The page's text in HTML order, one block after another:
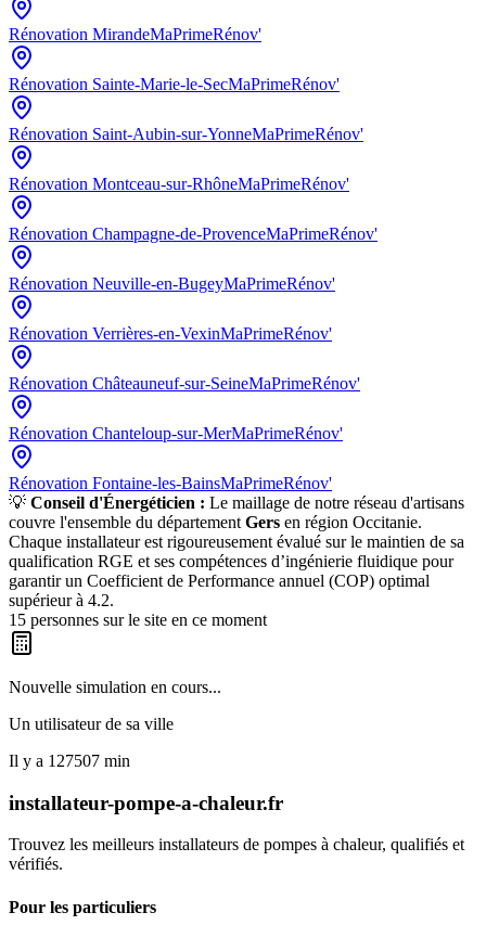
Rénovation MirandeMaPrimeRénov'
Rénovation Sainte-Marie-le-SecMaPrimeRénov'
Rénovation Saint-Aubin-sur-YonneMaPrimeRénov'
Rénovation Montceau-sur-RhôneMaPrimeRénov'
Rénovation Champagne-de-ProvenceMaPrimeRénov'
Rénovation Neuville-en-BugeyMaPrimeRénov'
Rénovation Verrières-en-VexinMaPrimeRénov'
Rénovation Châteauneuf-sur-SeineMaPrimeRénov'
Rénovation Chanteloup-sur-MerMaPrimeRénov'
Rénovation Fontaine-les-BainsMaPrimeRénov'
💡 Conseil d'Énergéticien : Le maillage de notre réseau d'artisans
couvre l'ensemble du département Gers en région Occitanie.
Chaque installateur est rigoureusement évalué sur le maintien de sa
qualification RGE et ses compétences d’ingénierie fluidique pour
garantir un Coefficient de Performance annuel (COP) optimal
supérieur à 4.2.
15 personnes sur le site en ce moment
Nouvelle simulation en cours...
Un utilisateur de sa ville
Il y a 127507 min
installateur-pompe-a-chaleur.fr
Trouvez les meilleurs installateurs de pompes à chaleur, qualifiés et
vérifiés.
Pour les particuliers